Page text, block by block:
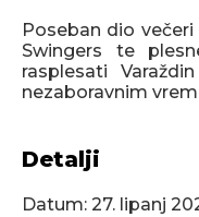
Poseban dio
Swingers te
rasplesati
nezaboravnim
Detalji
Datum: 27. lipanj